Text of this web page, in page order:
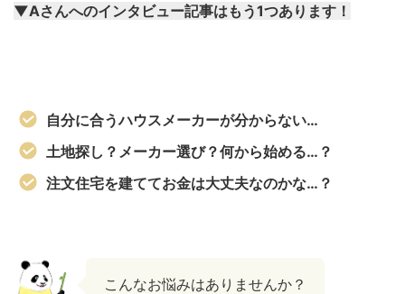
▼Aさんへのインタビュー記事はもう1つあります！
自分に合うハウスメーカーが分からない…
土地探し？メーカー選び？何から始める…？
注文住宅を建ててお金は大丈夫なのかな…？
こんなお悩みはありませんか？